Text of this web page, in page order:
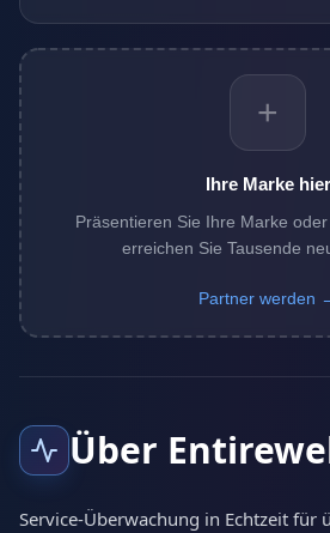
+
Ihre Marke hier
Präsentieren Sie Ihre Marke
erreichen Sie Tausende
Partner werden
Über
Service-Überwachung in Echtzeit für